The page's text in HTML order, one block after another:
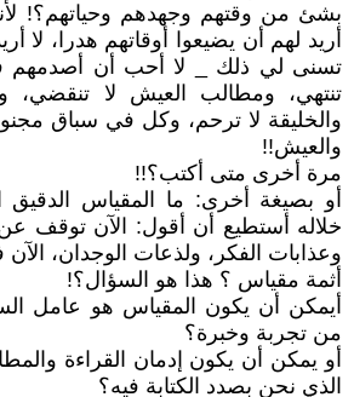
بشئ من وقتهم وجهدهم وحياتهم؟!
أريد لهم أن يضيعوا أوقاتهم هدرا، لا
تسنى لي ذلك _ لا أحب أن أصدمهم
تنتهي، ومطالب العيش لا تنقضي،
والخليقة لا ترحم، وكل في سباق
والعيش!!
مرة أخرى متى أكتب؟!!
أو بصيغة أخرى: ما المقياس
خلاله أستطيع أن أقول: الآن توقف عن
وعذابات الفكر، ولذعات الوجدان،
أثمة مقياس ؟ هذا هو السؤال؟!
أيمكن أن يكون المقياس هو عامل
من تجربة وخبرة؟
أو يمكن أن يكون إدمان القراءة
الذي نحن بصدد الكتابة فيه؟